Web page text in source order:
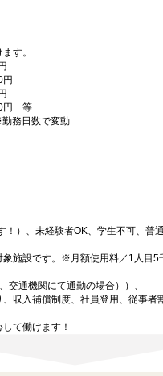
す。
円 等
務日数で変動
）、未経験者OK、学生不可、普
施設です。※月額使用料／1人目5
通機関にて通勤の場合））、
収入補償制度、社員登用、従事者
て働けます！